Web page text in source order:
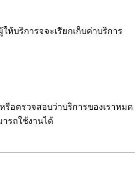
บริการจจะเรียกเก็บค่าบริการ
อตรวจสอบว่าบริการของเราหมด
รถใช้งานได้